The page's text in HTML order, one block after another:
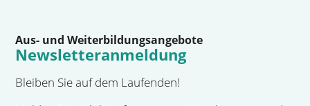
Aus- und Weiterbildungsangebote
Newsletteranmeldung
Bleiben Sie auf dem Laufenden!